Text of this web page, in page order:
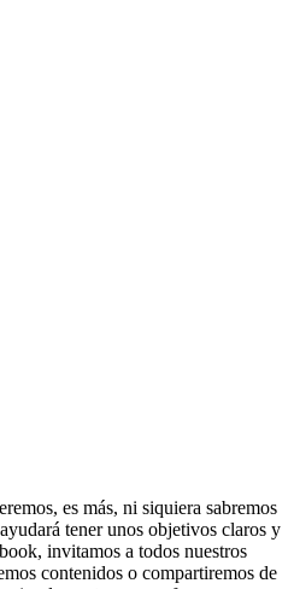
es más, ni siquiera sabremos
tener unos objetivos claros y
invitamos a todos nuestros
contenidos o compartiremos de